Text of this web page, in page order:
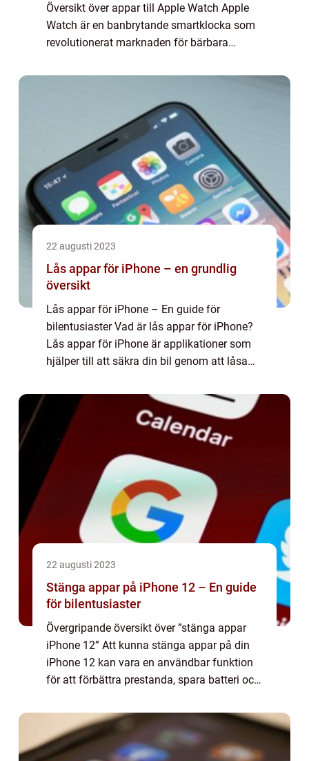
Översikt över appar till Apple Watch Apple
Watch är en banbrytande smartklocka som
revolutionerat marknaden för bärbara
funktionerna på Apple Watch är möjligheten
22 augusti 2023
Lås appar för iPhone – en grundlig
översikt
Lås appar för iPhone – En guide för
bilentusiaster Vad är lås appar för iPhone?
Lås appar för iPhone är applikationer som
hjälper till att säkra din bil genom att låsa
appar fungerar som ett tillägg til...
22 augusti 2023
Stänga appar på iPhone 12 – En guide
för bilentusiaster
Övergripande översikt över ”stänga appar
iPhone 12” Att kunna stänga appar på din
iPhone 12 kan vara en användbar funktion
för att förbättra prestanda, spara batteri och
denna artikel kommer v...